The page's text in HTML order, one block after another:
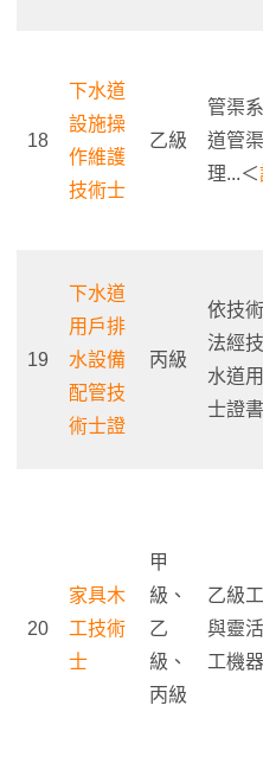
18
下水道
設施操
作維護
技術士
乙級
管渠
道管
理...＜
19
下水道
用戶排
水設備
配管技
術士證
丙級
依技
法經
水道
士證
20
家具木
工技術
士
甲
級、
乙
級、
丙級
乙級
與靈
工機